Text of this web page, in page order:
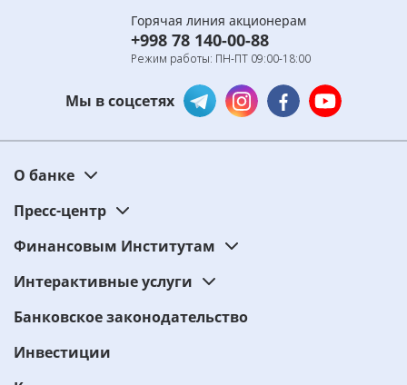
Горячая линия акционерам
+998 78 140-00-88
Режим работы: ПН-ПТ 09:00-18:00
Мы в соцсетях
О банке
Пресс-центр
Финансовым Институтам
Интерактивные услуги
Банковское законодательство
Инвестиции